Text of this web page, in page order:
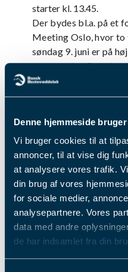
Denne hjemmeside
Vi bruger cookies til at
annoncer, til at vise dig
at analysere vores trafik.
din brug af vores
for sociale medier,
analysepartnere. Vores
data med andre
de har indsamlet fra din
starter kl. 13.45.
Der bydes bl.a. på et
Meeting Oslo, hvor
søndag 9. juni er på
nævnes et velbesat
Børge Vang
Sidste års store
med sejrshesten
desuden op bag et par
måske får lokale
til stregen" på
Lunden har opdateret
der er udvidet med
information, så har du
billetsalg eller du blot
baneprogrammet, så